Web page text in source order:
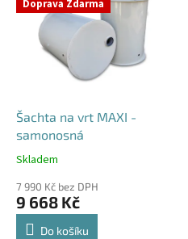
Doprava Zdarma
Šachta na vrt MAXI -
samonosná
Průměrné
produktu
je
4,4
Skladem
7 990 Kč bez DPH
9 668 Kč
Do košíku